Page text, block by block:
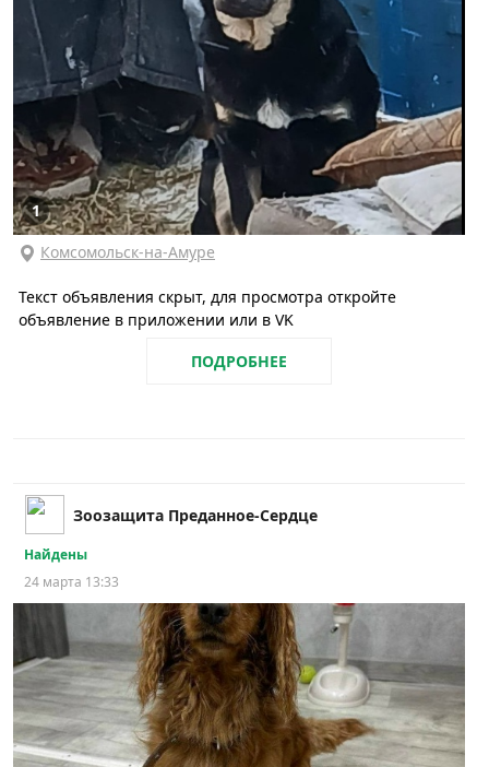
1
Комсомольск-на-Амуре
Текст объявления скрыт, для просмотра откройте
объявление в приложении или в VK
ПОДРОБНЕЕ
Зоозащита Преданное-Сердце
Найдены
24 марта 13:33